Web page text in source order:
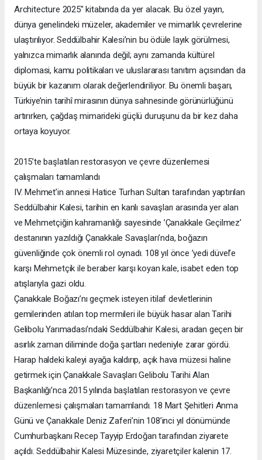
Architecture 2025" kitabında da yer alacak. Bu özel yayın,
dünya genelindeki müzeler, akademiler ve mimarlık çevrelerine
ulaştırılıyor. Seddülbahir Kalesi’nin bu ödüle layık görülmesi,
yalnızca mimarlık alanında değil; aynı zamanda kültürel
diplomasi, kamu politikaları ve uluslararası tanıtım açısından da
büyük bir kazanım olarak değerlendiriliyor. Bu önemli başarı,
Türkiye’nin tarihî mirasının dünya sahnesinde görünürlüğünü
artırırken, çağdaş mimarideki güçlü duruşunu da bir kez daha
ortaya koyuyor.
2015’te başlatılan restorasyon ve çevre düzenlemesi
çalışmaları tamamlandı
IV. Mehmet’in annesi Hatice Turhan Sultan tarafından yaptırılan
Seddülbahir Kalesi, tarihin en kanlı savaşları arasında yer alan
ve Mehmetçiğin kahramanlığı sayesinde ’Çanakkale Geçilmez’
destanının yazıldığı Çanakkale Savaşları’nda, boğazın
güvenliğinde çok önemli rol oynadı. 108 yıl önce ’yedi düvel’e
karşı Mehmetçik ile beraber karşı koyan kale, isabet eden top
atışlarıyla gazi oldu.
Çanakkale Boğazı’nı geçmek isteyen itilaf devletlerinin
gemilerinden atılan top mermileri ile büyük hasar alan Tarihi
Gelibolu Yarımadası’ndaki Seddülbahir Kalesi, aradan geçen bir
asırlık zaman diliminde doğa şartları nedeniyle zarar gördü.
Harap haldeki kaleyi ayağa kaldırıp, açık hava müzesi haline
getirmek için Çanakkale Savaşları Gelibolu Tarihi Alan
Başkanlığı’nca 2015 yılında başlatılan restorasyon ve çevre
düzenlemesi çalışmaları tamamlandı. 18 Mart Şehitleri Anma
Günü ve Çanakkale Deniz Zaferi’nin 108’inci yıl dönümünde
Cumhurbaşkanı Recep Tayyip Erdoğan tarafından ziyarete
açıldı. Seddülbahir Kalesi Müzesinde, ziyaretçiler kalenin 17.